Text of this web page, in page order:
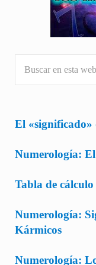
El «significado»
Numerología:
Tabla de
Numerología:
Kármicos
Numerología: